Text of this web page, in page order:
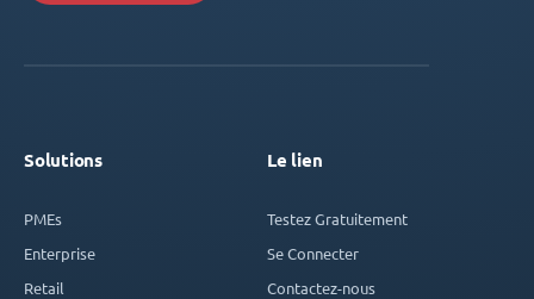
Solutions
PMEs
Enterprise
Retail
Le lien
Testez Gratuitement
Se Connecter
Contactez-nous